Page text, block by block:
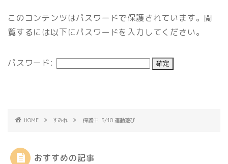
このコンテンツはパスワードで保護されています。閲
覧するには以下にパスワードを入力してください。
パスワード:
HOME すみれ 保護中: 5/10 運動遊び
おすすめの記事